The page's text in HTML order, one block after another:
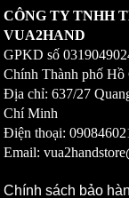
CÔNG TY TNHH
VUA2HAND
GPKD số
Chính Thành phố
Địa chỉ: 637/27
Chí Minh
Điện thoại:
Email:
Chính sách bảo